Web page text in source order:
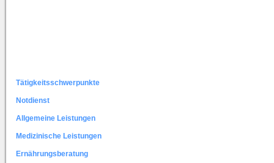
Tätigkeitsschwerpunkte
Notdienst
Allgemeine Leistungen
Medizinische Leistungen
Ernährungsberatung